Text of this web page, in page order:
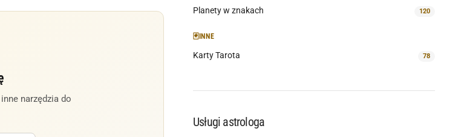
narzędzia do
Planety w znakach 120
🃏INNE
Karty Tarota 78
Usługi astrologa